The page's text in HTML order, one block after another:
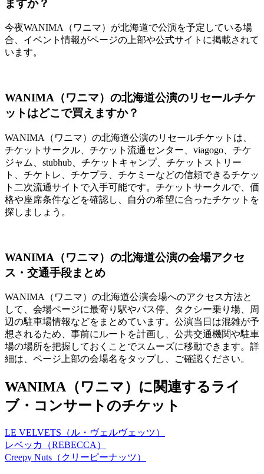
ますか？
今夜WANIMA（ワニマ）が北海道で公演を予定している場
合、イベント情報がページの上部や公式サイトに掲載されて
います。
WANIMA（ワニマ）の北海道公演のリセールチケ
ットはどこで買えますか？
WANIMA（ワニマ）の北海道公演のリセールチケットは、
チケットサークル、チケット流通センター、viagogo、チケ
ジャム、stubhub、チケットキャンプ、チケットストリー
ト、チケトレ、チケプラ、チケミーなどの信頼できるチケッ
ト二次流通サイトで入手可能です。チケットサークルで、価
格や座席条件などを確認し、自分の希望に合ったチケットを
探しましょう。
WANIMA（ワニマ）の北海道公演の会場アクセ
ス・交通手段まとめ
WANIMA（ワニマ）の北海道公演会場へのアクセス方法と
して、会場ページに最寄り駅やバス停、タクシー乗り場、周
辺の駐車場情報などをまとめています。公演当日は混雑が予
想されるため、事前にルートを計画し、公共交通機関や駐車
場の場所を把握しておくことでスムーズに移動できます。詳
細は、ページ上部の会場名をタップし、ご確認ください。
WANIMA（ワニマ）に関連するライ
ブ・コンサートのチケット
LE VELVETS（ル・ヴェルヴェッツ）
レベッカ（REBECCA）
Creepy Nuts（クリーピーナッツ）